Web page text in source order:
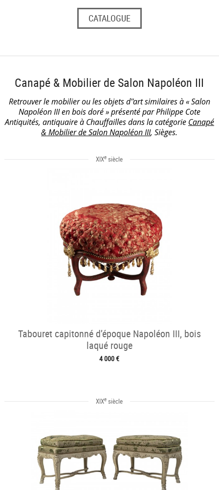
CATALOGUE
Canapé & Mobilier de Salon Napoléon III
Retrouver le mobilier ou les objets d''art similaires à « Salon
Napoléon III en bois doré » présenté par Philippe Cote
Antiquités, antiquaire à Chauffailles dans la catégorie Canapé
& Mobilier de Salon Napoléon III, Sièges.
XIXe siècle
Tabouret capitonné d’époque Napoléon III, bois
laqué rouge
4 000 €
XIXe siècle